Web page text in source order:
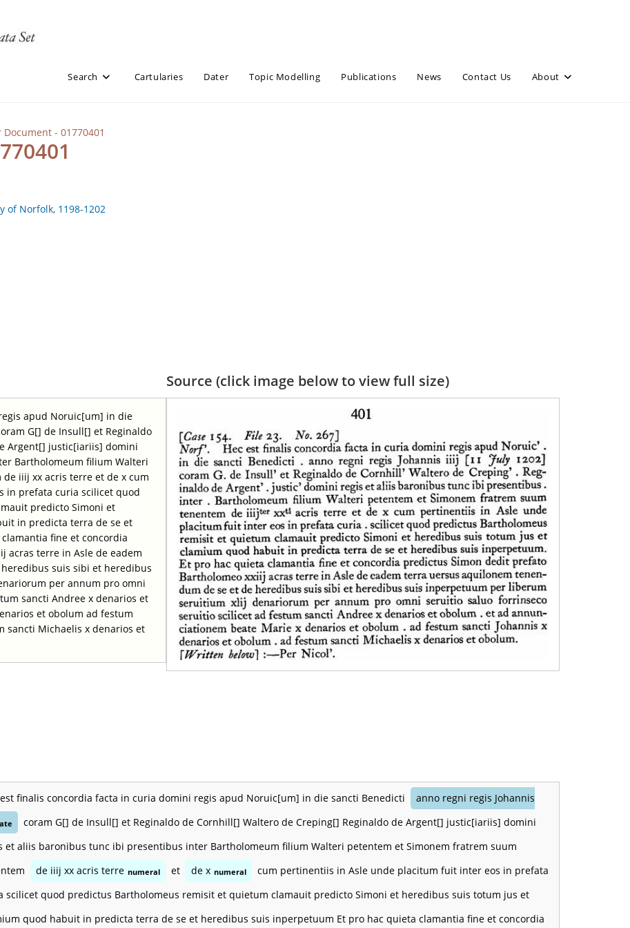
Search Cartularies Dater Topic Modelling Publications News Contact Us About
- 01770401
of Norfolk, 1198-1202
apud Noruic[um] in die
G[] de Insull[] et Reginaldo
Argent[] justic[iariis] domini
Bartholomeum filium Walteri
iiij xx acris terre et de x cum
in prefata curia scilicet quod
predicto Simoni et
in predicta terra de se et
fine et concordia
acras terre in Asle de eadem
suis sibi et heredibus
per annum pro omni
sancti Andree x denarios et
et obolum ad festum
sancti Michaelis x denarios et
Source (click image below to view full size)
finalis concordia facta in curia domini regis apud Noruic[um] in die sancti Benedicti
anno regni regis Johannis
coram G[] de Insull[] et Reginaldo de Cornhill[] Waltero de Creping[] Reginaldo de Argent[] justic[iariis] domini
et aliis baronibus tunc ibi presentibus inter Bartholomeum filium Walteri petentem et Simonem fratrem suum
de iiij xx acris terre numeral et de x numeral
cum pertinentiis in Asle unde placitum fuit inter eos in prefata
scilicet quod predictus Bartholomeus remisit et quietum clamauit predicto Simoni et heredibus suis totum jus et
quod habuit in predicta terra de se et heredibus suis inperpetuum Et pro hac quieta clamantia fine et concordia